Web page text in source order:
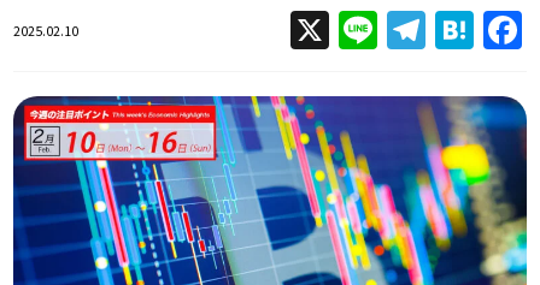
2025.02.10 X Line